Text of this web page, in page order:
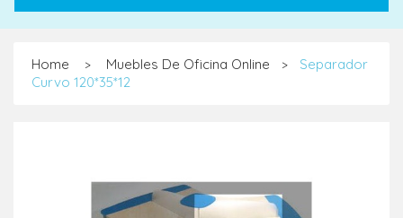
Home > Muebles De Oficina Online >
Separador
Curvo 120*35*12